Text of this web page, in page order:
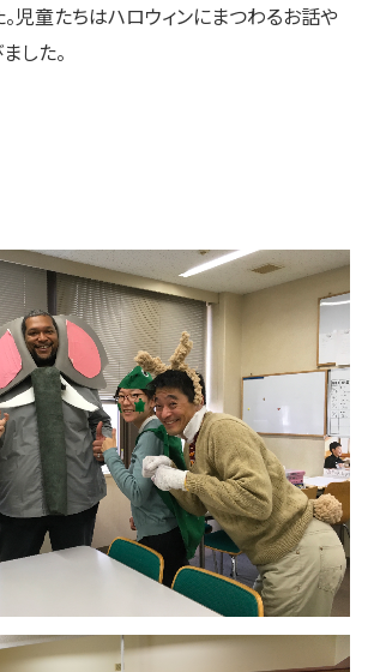
児童たちはハロウィンにまつわるお話や
した。